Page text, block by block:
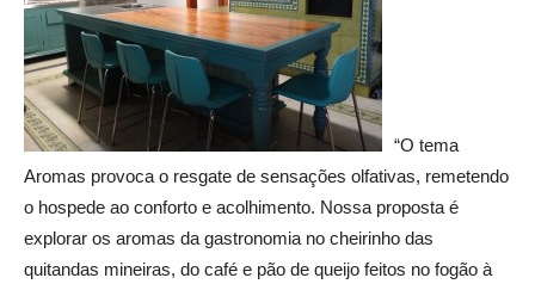
“O tema
Aromas provoca o resgate de sensações olfativas, remetendo
o hospede ao conforto e acolhimento. Nossa proposta é
explorar os aromas da gastronomia no cheirinho das
quitandas mineiras, do café e pão de queijo feitos no fogão à